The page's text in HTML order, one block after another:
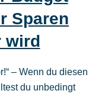
Sparen
wird
– Wenn du diesen
du unbedingt